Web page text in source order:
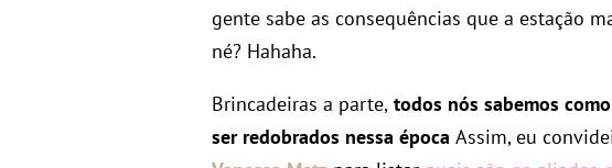
gente sabe as consequências que a estação
né? Hahaha.
Brincadeiras a parte, todos nós sabemos
ser redobrados nessa época Assim, eu